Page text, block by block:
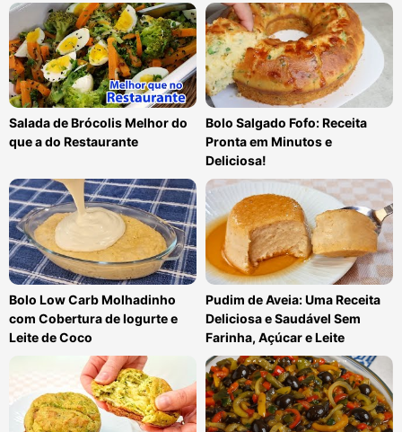
Salada de Brócolis Melhor do
que a do Restaurante
Bolo Salgado Fofo: Receita
Pronta em Minutos e
Deliciosa!
Bolo Low Carb Molhadinho
com Cobertura de Iogurte e
Leite de Coco
Pudim de Aveia: Uma Receita
Deliciosa e Saudável Sem
Farinha, Açúcar e Leite